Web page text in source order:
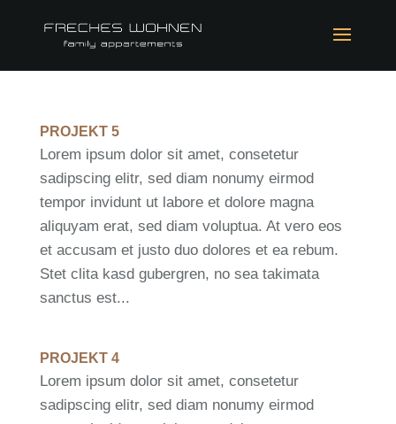
PROJEKT 5
Lorem ipsum dolor sit amet, consetetur
sadipscing elitr, sed diam nonumy eirmod
tempor invidunt ut labore et dolore magna
aliquyam erat, sed diam voluptua. At vero eos
et accusam et justo duo dolores et ea rebum.
Stet clita kasd gubergren, no sea takimata
sanctus est...
PROJEKT 4
Lorem ipsum dolor sit amet, consetetur
sadipscing elitr, sed diam nonumy eirmod